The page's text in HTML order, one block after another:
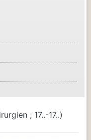
; 17..-17..)